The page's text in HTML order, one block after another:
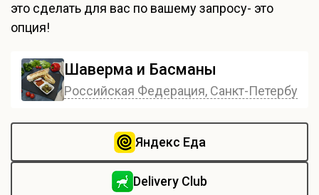
это сделать для вас по вашему запросу- это
опция!
Шаверма и Басманы
Российская Федерация, Санкт-Петербург,
Яндекс Еда
Delivery Club